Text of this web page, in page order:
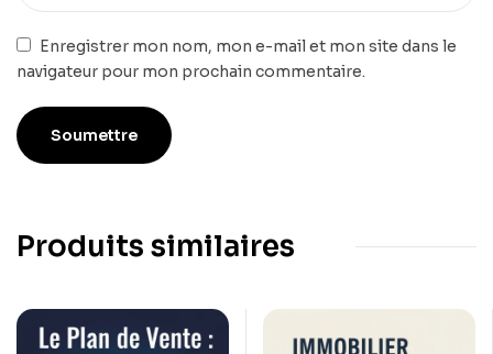
Enregistrer mon nom, mon e-mail et mon site dans le
navigateur pour mon prochain commentaire.
Produits similaires